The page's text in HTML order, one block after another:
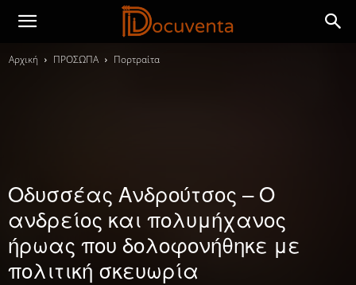
Αρχική ΠΡΟΣΩΠΑ Πορτραίτα
Οδυσσέας Ανδρούτσος – Ο
ανδρείος και πολυμήχανος
ήρωας που δολοφονήθηκε με
πολιτική σκευωρία